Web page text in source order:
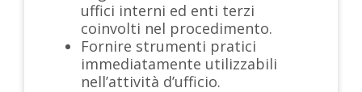
uffici interni ed enti terzi
coinvolti nel procedimento.
Fornire strumenti pratici
immediatamente utilizzabili
nell’attività d’ufficio.